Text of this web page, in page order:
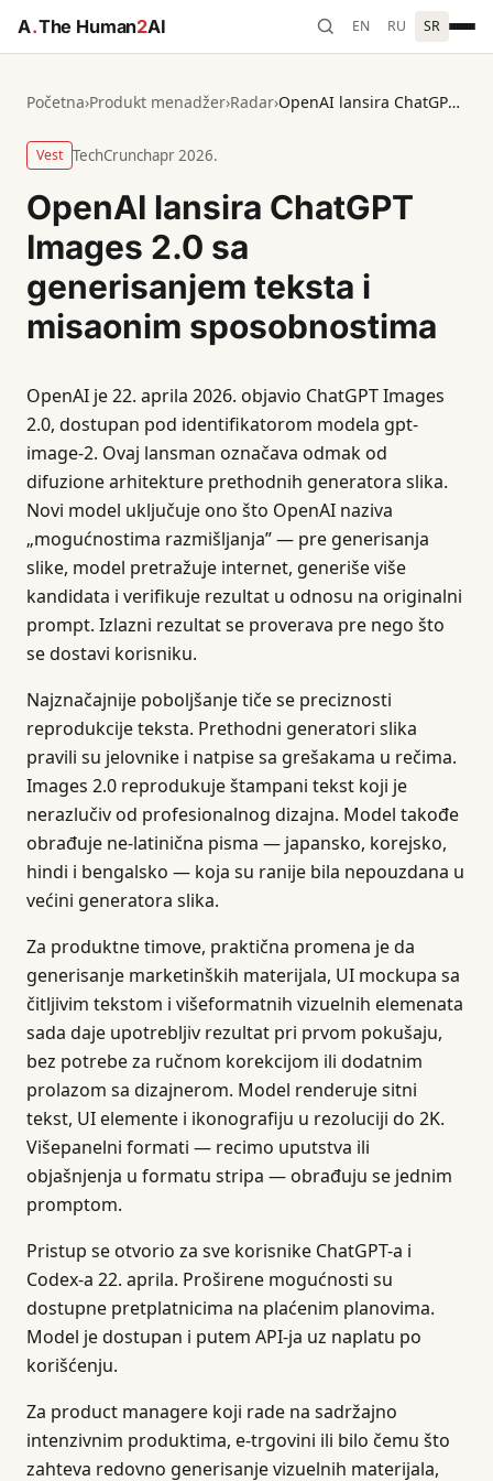
A.The Human2AI EN RU SR
Početna›Produkt menadžer›Radar› OpenAI lansira ChatGPT Images 2.0 sa generisanjem teksta i misaonim sposobnostima
Vest TechCrunchapr 2026.
OpenAI lansira ChatGPT
Images 2.0 sa
generisanjem teksta i
misaonim sposobnostima
OpenAI je 22. aprila 2026. objavio ChatGPT Images
2.0, dostupan pod identifikatorom modela gpt-
image-2. Ovaj lansman označava odmak od
difuzione arhitekture prethodnih generatora slika.
Novi model uključuje ono što OpenAI naziva
„mogućnostima razmišljanja” — pre generisanja
slike, model pretražuje internet, generiše više
kandidata i verifikuje rezultat u odnosu na originalni
prompt. Izlazni rezultat se proverava pre nego što
se dostavi korisniku.
Najznačajnije poboljšanje tiče se preciznosti
reprodukcije teksta. Prethodni generatori slika
pravili su jelovnike i natpise sa grešakama u rečima.
Images 2.0 reprodukuje štampani tekst koji je
nerazlučiv od profesionalnog dizajna. Model takođe
obrađuje ne-latinična pisma — japansko, korejsko,
hindi i bengalsko — koja su ranije bila nepouzdana u
većini generatora slika.
Za produktne timove, praktična promena je da
generisanje marketinških materijala, UI mockupa sa
čitljivim tekstom i višeformatnih vizuelnih elemenata
sada daje upotrebljiv rezultat pri prvom pokušaju,
bez potrebe za ručnom korekcijom ili dodatnim
prolazom sa dizajnerom. Model renderuje sitni
tekst, UI elemente i ikonografiju u rezoluciji do 2K.
Višepanelni formati — recimo uputstva ili
objašnjenja u formatu stripa — obrađuju se jednim
promptom.
Pristup se otvorio za sve korisnike ChatGPT-a i
Codex-a 22. aprila. Proširene mogućnosti su
dostupne pretplatnicima na plaćenim planovima.
Model je dostupan i putem API-ja uz naplatu po
korišćenju.
Za product managere koji rade na sadržajno
intenzivnim produktima, e-trgovini ili bilo čemu što
zahteva redovno generisanje vizuelnih materijala,